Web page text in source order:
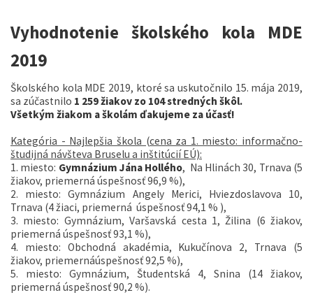
Vyhodnotenie školského kola MDE
2019
Školského kola MDE 2019, ktoré sa uskutočnilo 15. mája 2019,
sa zúčastnilo 1 259 žiakov zo 104 stredných škôl.
Všetkým žiakom a školám ďakujeme za účasť!
Kategória - Najlepšia škola (cena za 1. miesto: informačno-
študijná návšteva Bruselu a inštitúcií EÚ):
1. miesto: Gymnázium Jána Hollého, Na Hlinách 30, Trnava (5
žiakov, priemerná úspešnosť 96,9 %),
2. miesto: Gymnázium Angely Merici, Hviezdoslavova 10,
Trnava (4 žiaci, priemerná úspešnosť 94,1 % ),
3. miesto: Gymnázium, Varšavská cesta 1, Žilina (6 žiakov,
priemerná úspešnosť 93,1 %),
4. miesto: Obchodná akadémia, Kukučínova 2, Trnava (5
žiakov, priemernáúspešnosť 92,5 %),
5. miesto: Gymnázium, Študentská 4, Snina (14 žiakov,
priemerná úspešnosť 90,2 %).